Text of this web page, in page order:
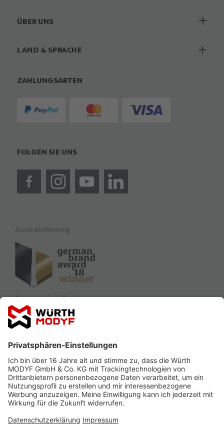
ÜBER UNS
LAND & SPRACHE
ZAHLUNGSARTEN
FOLGEN SIE UNS
Sponsoring Partner
Ausbildung